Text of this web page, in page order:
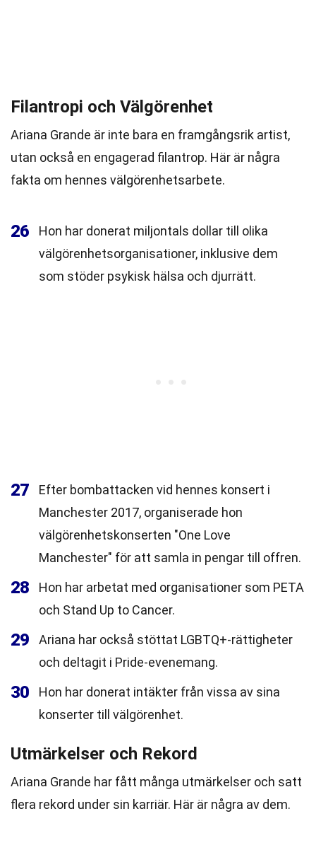
Filantropi och Välgörenhet
Ariana Grande är inte bara en framgångsrik artist,
utan också en engagerad filantrop. Här är några
fakta om hennes välgörenhetsarbete.
26
Hon har donerat miljontals dollar till olika
välgörenhetsorganisationer, inklusive dem
som stöder psykisk hälsa och djurrätt.
27
Efter bombattacken vid hennes konsert i
Manchester 2017, organiserade hon
välgörenhetskonserten "One Love
Manchester" för att samla in pengar till offren.
28
Hon har arbetat med organisationer som PETA
och Stand Up to Cancer.
29
Ariana har också stöttat LGBTQ+-rättigheter
och deltagit i Pride-evenemang.
30
Hon har donerat intäkter från vissa av sina
konserter till välgörenhet.
Utmärkelser och Rekord
Ariana Grande har fått många utmärkelser och satt
flera rekord under sin karriär. Här är några av dem.